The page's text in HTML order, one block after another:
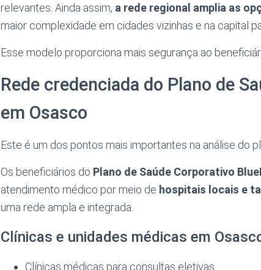
relevantes. Ainda assim, a rede regional amplia as
maior complexidade em cidades vizinhas e na capital
Esse modelo proporciona mais segurança ao
Rede credenciada do Plano de
em Osasco
Este é um dos pontos mais importantes na análise do
Os beneficiários do Plano de Saúde Corporativo
atendimento médico por meio de hospitais locais e
uma rede ampla e integrada.
Clínicas e unidades médicas em
Clínicas médicas para consultas eletivas